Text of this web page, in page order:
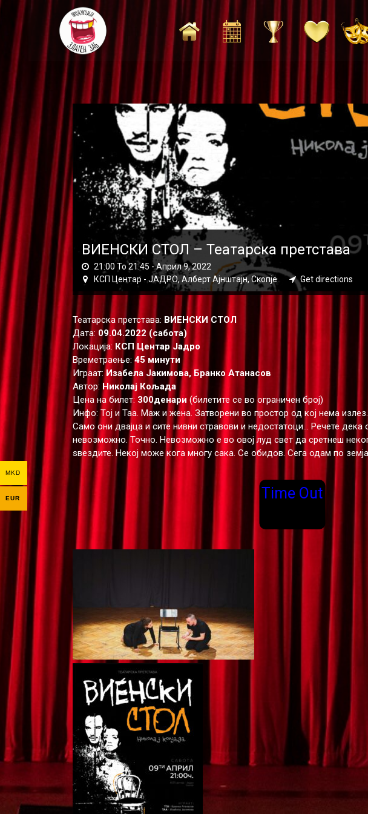
Skip
content
ВИЕНСКИ СТОЛ – Театарска претстава
21:00 To 21:45 -Април 9, 2022
КСП Центар - ЈАДРО, Алберт Ајнштајн, Скопје
Get directions
Театарска претстава: ВИЕНСКИ СТОЛ
Дата: 09.04.2022 (сабота)
Локација: КСП Центар Јадро
Времетраење: 45 минути
Играат: Изабела Јакимова, Бранко Атанасов
Автор: Николај Кољада
Цена на билет: 300денари (билетите се во ограничен број)
Инфо: Тој и Таа. Маж и жена. Затворени во простор од кој нема
Само они двајца и сите нивни стравови и недостатоци... Речете
невозможно. Точно. Невозможно е во овој луд свет да сретнеш
ѕвездите. Некој може кога многу сака. Се обидов. Сега одам по
Time Out
MKD
EUR